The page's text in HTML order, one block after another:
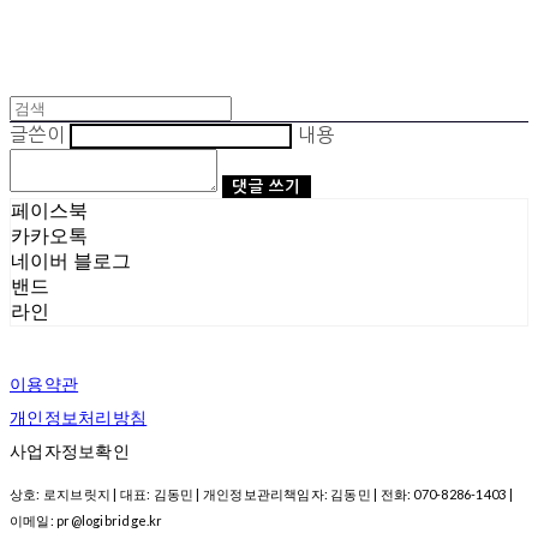
글쓴이 내용
댓글 쓰기
페이스북
카카오톡
네이버 블로그
밴드
라인
이용약관
개인정보처리방침
사업자정보확인
상호: 로지브릿지 | 대표: 김동민 | 개인정보관리책임자: 김동민 | 전화: 070-8286-1403 |
이메일: pr@logibridge.kr